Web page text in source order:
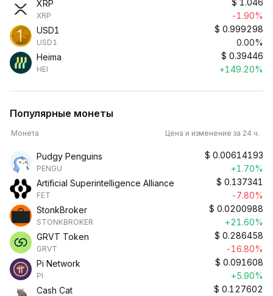
XRP
XRP
$ 1.046
-1.90%
USD1
USD1
$ 0.999298
0.00%
Heima
HEI
$ 0.39446
+149.20%
Популярные монеты
Монета Цена и изменение за 24 ч.
Pudgy Penguins
PENGU
$ 0.00614193
+1.70%
Artificial Superintelligence Alliance
FET
$ 0.137341
-7.80%
StonkBroker
STONKBROKER
$ 0.0200988
+21.60%
GRVT Token
GRVT
$ 0.286458
-16.80%
Pi Network
PI
$ 0.091608
+5.90%
Cash Cat
$ 0.127602